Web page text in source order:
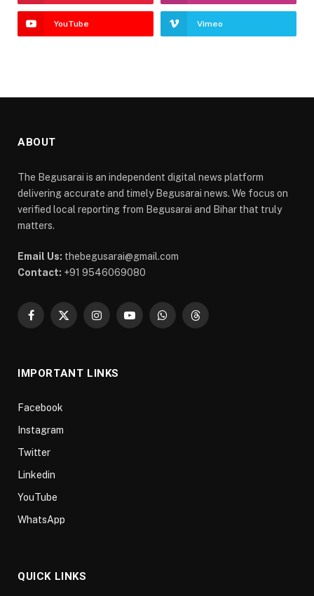
YouTube Vimeo
ABOUT
The Begusarai is an independent digital news platform
delivering accurate and timely Begusarai news. We focus on
verified local reporting from Begusarai and Bihar that truly
matters.
Email Us: thebegusarai@gmail.com
Contact: +91 9546069080
Facebook
X
InstagramYouTubeWhatsAppThreads
IMPORTANT LINKS
Facebook
Instagram
Twitter
Linkedin
YouTube
WhatsApp
QUICK LINKS